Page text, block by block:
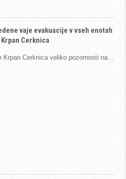
vaje evakuacije v vseh enotah
Cerknica
Krpan Cerknica veliko pozornosti na